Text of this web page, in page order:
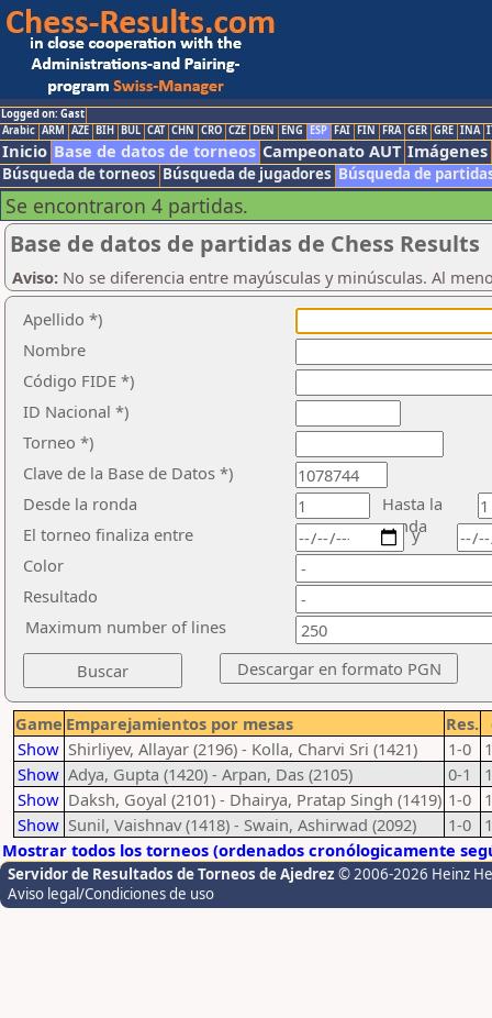
Logged on: Gast
Arabic ARM AZE BIH BUL CAT CHN CRO CZE DEN ENG ESP FAI FIN FRA GER GRE INA
Inicio Base de datos de torneos Campeonato AUT Imágenes
Búsqueda de torneos Búsqueda de jugadores Búsqueda de
Se encontraron 4 partidas.
Base de datos de partidas de Chess Results
Aviso: No se diferencia entre mayúsculas y minúsculas. Al
Apellido *)
Nombre
Código FIDE *)
ID Nacional *)
Torneo *)
Clave de la Base de Datos *)
Desde la ronda
Hasta la
ronda
El torneo finaliza entre
Color
Resultado
y
Maximum number of lines
Game Emparejamientos por mesas Res.
Show Shirliyev, Allayar (2196) - Kolla, Charvi Sri (1421) 1-0
Show Adya, Gupta (1420) - Arpan, Das (2105) 0-1
Show Daksh, Goyal (2101) - Dhairya, Pratap Singh (1419) 1-0
Show Sunil, Vaishnav (1418) - Swain, Ashirwad (2092) 1-0
Mostrar todos los torneos (ordenados cronólogicamente
Servidor de Resultados de Torneos de Ajedrez © 2006-2026 Heinz
Aviso legal/Condiciones de uso